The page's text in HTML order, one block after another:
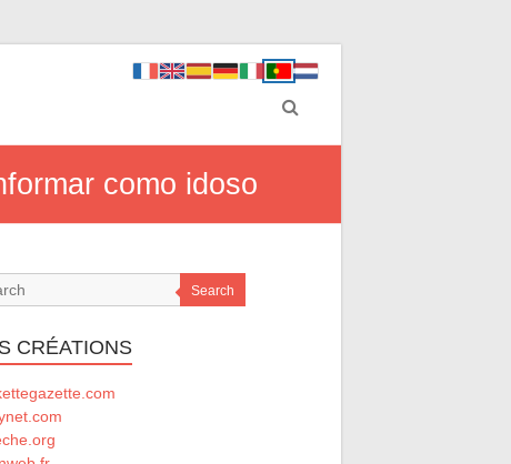
como idoso
Search
CRÉATIONS